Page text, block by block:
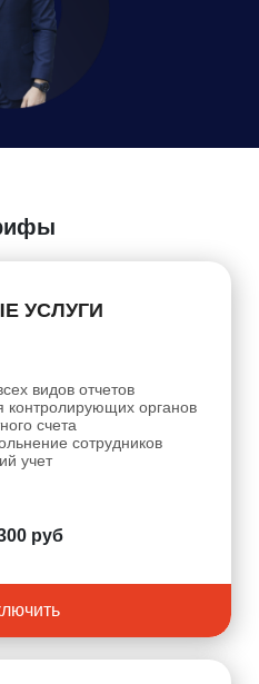
УСЛУГИ
видов отчетов
контролирующих органов
счета
сотрудников
учет
руб
персональных данных